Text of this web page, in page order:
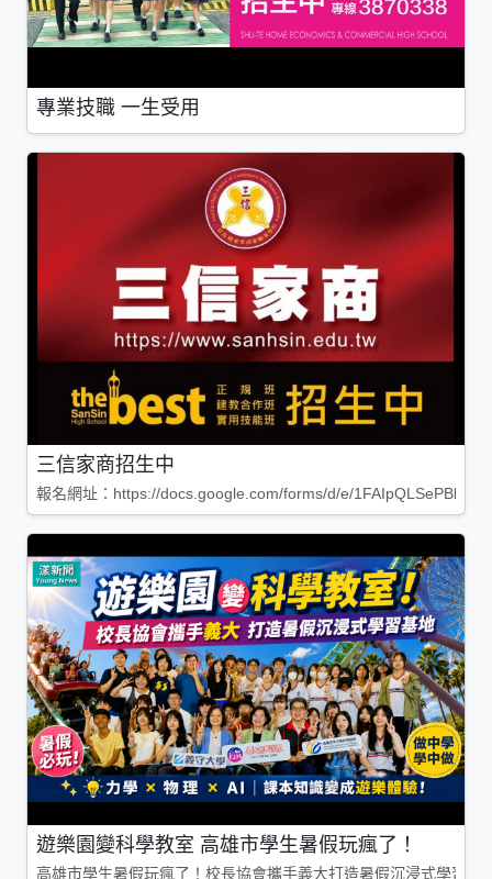
專業技職 一生受用
三信家商招生中
報名網址：https://docs.google.com/forms/d/e/
遊樂園變科學教室 高雄市學生暑假玩瘋了！
高雄市學生暑假玩瘋了！校長協會攜手義大打造暑假沉浸式學習基